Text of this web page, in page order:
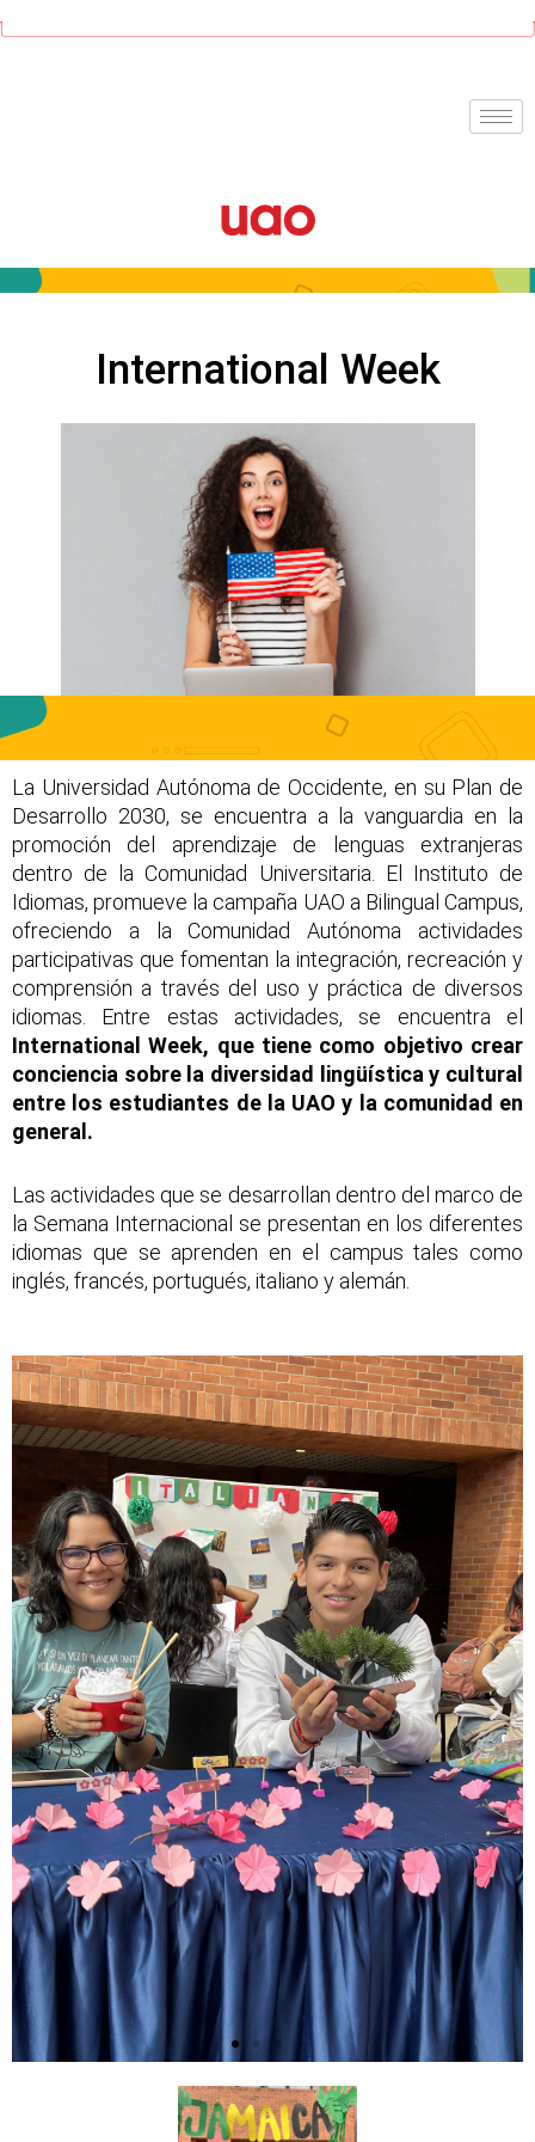
al
International Week
La Universidad Autónoma de Occidente, en su Plan de
Desarrollo 2030, se encuentra a la vanguardia en la
promoción del aprendizaje de lenguas extranjeras
dentro de la Comunidad Universitaria. El Instituto de
Idiomas, promueve la campaña UAO a Bilingual Campus,
ofreciendo a la Comunidad Autónoma actividades
participativas que fomentan la integración, recreación y
comprensión a través del uso y práctica de diversos
idiomas. Entre estas actividades, se encuentra el
International Week, que tiene como objetivo crear
conciencia sobre la diversidad lingüística y cultural
entre los estudiantes de la UAO y la comunidad en
general.
Las actividades que se desarrollan dentro del marco de
la Semana Internacional se presentan en los diferentes
idiomas que se aprenden en el campus tales como
inglés, francés, portugués, italiano y alemán.